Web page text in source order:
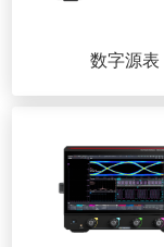
数字源表